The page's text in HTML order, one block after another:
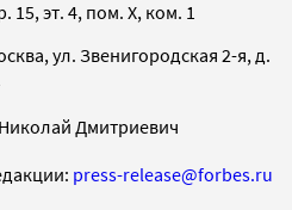
15, эт. 4, пом. X, ком. 1
ул. Звенигородская 2-я, д.
Дмитриевич
press-release@forbes.ru